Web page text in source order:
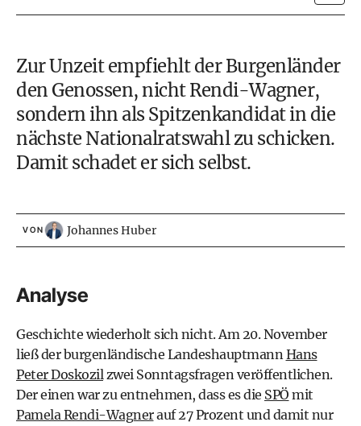
Zur Unzeit empfiehlt der Burgenländer
den Genossen, nichtRendi-Wagner,
sondern ihn als Spitzenkandidat in die
nächste Nationalratswahlzu schicken.
Damit schadet er sich selbst.
VON Johannes Huber
Analyse
Geschichte wiederholt sich nicht. Am 20. November
ließ der burgenländische LandeshauptmannHans
Peter Doskozilzwei Sonntagsfragen veröffentlichen.
Der einen war zu entnehmen, dass es die SPÖ mit
Pamela Rendi-Wagnerauf 27 Prozent und damit nur